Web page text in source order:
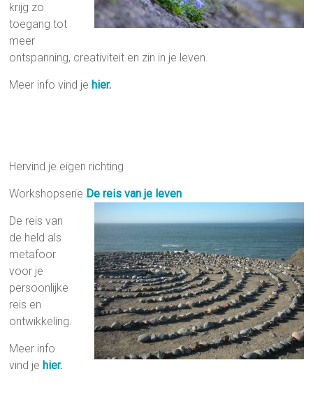
krijg zo
toegang tot
meer
ontspanning, creativiteit en zin in je leven.
Meer info vind je hier.
Hervind je eigen richting
Workshopserie De reis van je leven
De reis van
de held als
metafoor
voor je
persoonlijke
reis en
ontwikkeling.
Meer info
vind je hier.